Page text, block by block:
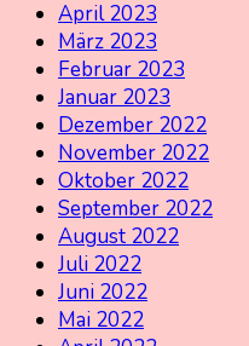
April 2023
März 2023
Februar 2023
Januar 2023
Dezember 2022
November 2022
Oktober 2022
September 2022
August 2022
Juli 2022
Juni 2022
Mai 2022